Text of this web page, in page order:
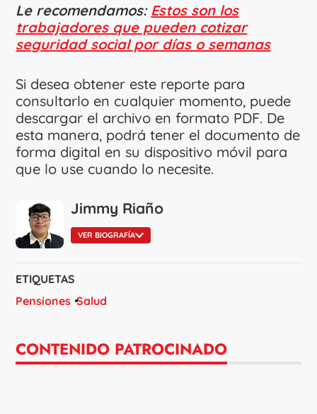
Le recomendamos: Estos son los
trabajadores que pueden cotizar
seguridad social por días o semanas
Si desea obtener este reporte para
consultarlo en cualquier momento, puede
descargar el archivo en formato PDF. De
esta manera, podrá tener el documento de
forma digital en su dispositivo móvil para
que lo use cuando lo necesite.
Jimmy Riaño
VER BIOGRAFÍA
ETIQUETAS
Pensiones Salud
CONTENIDO PATROCINADO